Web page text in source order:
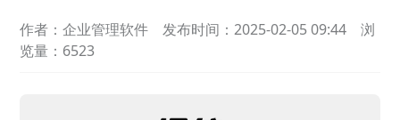
作者：企业管理软件 发布时间：2025-02-05 09:44
浏
览量：6523